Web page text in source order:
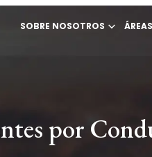
SOBRE NOSOTROS
por